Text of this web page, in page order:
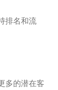
排名和流
多的潜在客